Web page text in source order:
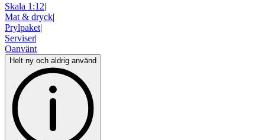
Skala 1:12|
Mat & dryck|
Prylpaket|
Serviser|
Oanvänt
Helt ny och aldrig använd